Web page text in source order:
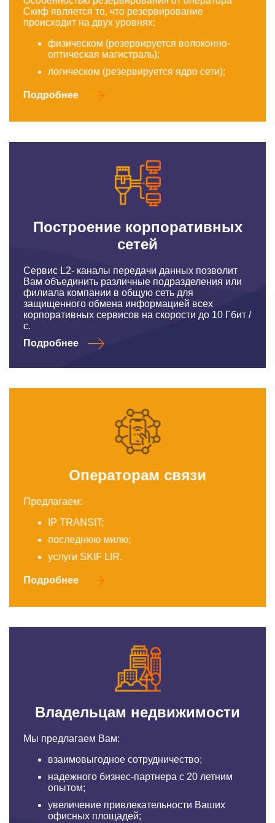
Скиф является то, что резервирование
происходит на двух уровнях:
физическом (резервируется волоконно-
оптическая магистраль);
логическом (резервируется ядро сети);
Подробнее
Операторам связи
Предлагаем:
IP TRANSIT;
последнюю милю;
услуги SKIF LIR.
Подробнее
Построение корпоративных
сетей
Сервис L2- каналы передачи данных позволит
Вам объединить различные подразделения или
филиала компании в общую сеть для
защищенного обмена информацией всех
корпоративных сервисов на скорости до 10 Гбит /
с.
Подробнее
Владельцам недвижимости
Мы предлагаем Вам:
взаимовыгодное сотрудничество;
надежного бизнес-партнера с 20 летним
опытом;
увеличение привлекательности Ваших
офисных площадей;